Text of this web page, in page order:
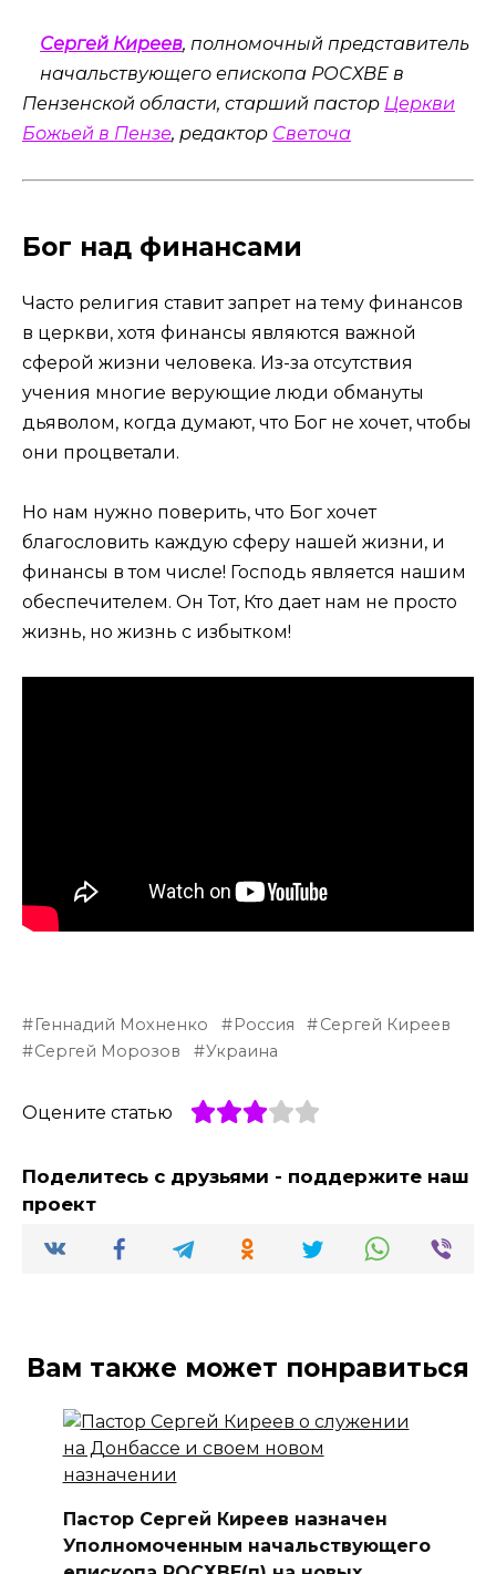
Сергей Киреев, полномочный представитель
начальствующего епископа РОСХВЕ в
Пензенской области, старший пастор Церкви
Божьей в Пензе, редактор Светоча
Бог над финансами
Часто религия ставит запрет на тему финансов
в церкви, хотя финансы являются важной
сферой жизни человека. Из-за отсутствия
учения многие верующие люди обмануты
дьяволом, когда думают, что Бог не хочет, чтобы
они процветали.
Но нам нужно поверить, что Бог хочет
благословить каждую сферу нашей жизни, и
финансы в том числе! Господь является нашим
обеспечителем. Он Тот, Кто дает нам не просто
жизнь, но жизнь с избытком!
Геннадий Мохненко Россия
Сергей Киреев
Сергей Морозов
Украина
Оцените статью
Поделитесь с друзьями - поддержите наш
проект
Вам также может понравиться
Пастор Сергей Киреев назначен
Уполномоченным начальствующего